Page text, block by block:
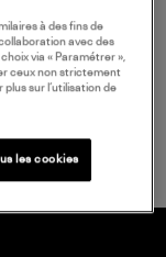
à des fins de
avec des
via « Paramétrer »,
ceux non strictement
sur l’utilisation de
les cookies